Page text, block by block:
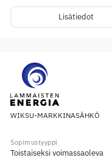
Lisätiedot
WIKSU-MARKKINASÄHKÖ
Toistaiseksi voimassaoleva